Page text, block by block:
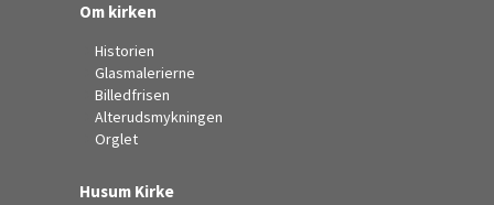
Om kirken
Historien
Glasmalerierne
Billedfrisen
Alterudsmykningen
Orglet
Husum Kirke